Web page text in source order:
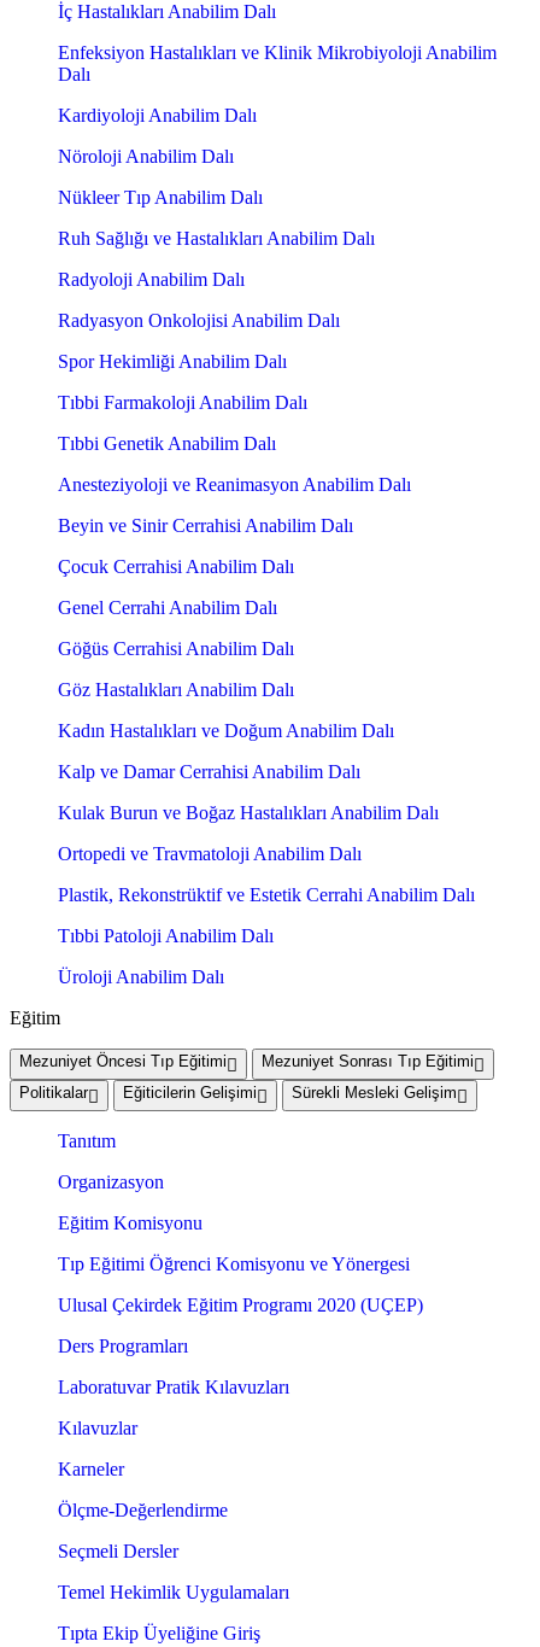
İç Hastalıkları Anabilim Dalı
Enfeksiyon Hastalıkları ve Klinik Mikrobiyoloji Anabilim
Dalı
Kardiyoloji Anabilim Dalı
Nöroloji Anabilim Dalı
Nükleer Tıp Anabilim Dalı
Ruh Sağlığı ve Hastalıkları Anabilim Dalı
Radyoloji Anabilim Dalı
Radyasyon Onkolojisi Anabilim Dalı
Spor Hekimliği Anabilim Dalı
Tıbbi Farmakoloji Anabilim Dalı
Tıbbi Genetik Anabilim Dalı
Anesteziyoloji ve Reanimasyon Anabilim Dalı
Beyin ve Sinir Cerrahisi Anabilim Dalı
Çocuk Cerrahisi Anabilim Dalı
Genel Cerrahi Anabilim Dalı
Göğüs Cerrahisi Anabilim Dalı
Göz Hastalıkları Anabilim Dalı
Kadın Hastalıkları ve Doğum Anabilim Dalı
Kalp ve Damar Cerrahisi Anabilim Dalı
Kulak Burun ve Boğaz Hastalıkları Anabilim Dalı
Ortopedi ve Travmatoloji Anabilim Dalı
Plastik, Rekonstrüktif ve Estetik Cerrahi Anabilim Dalı
Tıbbi Patoloji Anabilim Dalı
Üroloji Anabilim Dalı
Eğitim
Mezuniyet Öncesi Tıp Eğitimi
Mezuniyet Sonrası Tıp Eğitimi
Politikalar
Eğiticilerin Gelişimi Sürekli Mesleki Gelişim
Tanıtım
Organizasyon
Eğitim Komisyonu
Tıp Eğitimi Öğrenci Komisyonu ve Yönergesi
Ulusal Çekirdek Eğitim Programı 2020 (UÇEP)
Ders Programları
Laboratuvar Pratik Kılavuzları
Kılavuzlar
Karneler
Ölçme-Değerlendirme
Seçmeli Dersler
Temel Hekimlik Uygulamaları
Tıpta Ekip Üyeliğine Giriş